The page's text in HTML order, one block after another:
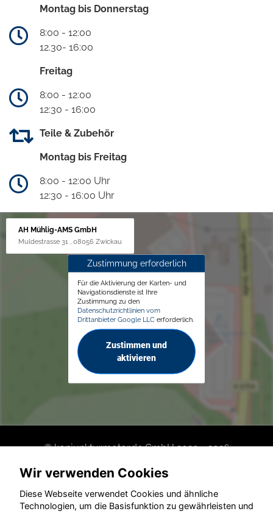
Montag bis Donnerstag
8:00 - 12:00
12.30- 16:00
Freitag
8:00 - 12:00
12:30 - 16:00
Teile & Zubehör
Montag bis Freitag
8:00 - 12:00 Uhr
12:30 - 16:00 Uhr
AH Mühlig-AMS GmbH
Muldestrasse 31 , 08056 Zwickau
Zustimmung erforderlich
Für die Aktivierung der Karten- und
Navigationsdienste ist Ihre
Zustimmung zu den
Datenschutzrichtlinien vom
Drittanbieter Google LLC erforderlich.
Zustimmen und
aktivieren
© konjunkturmotor.de GmbH 2020 - 2026
Wir verwenden Cookies
Diese Webseite verwendet Cookies und ähnliche
Technologien, um die Basisfunktion zu gewährleisten und